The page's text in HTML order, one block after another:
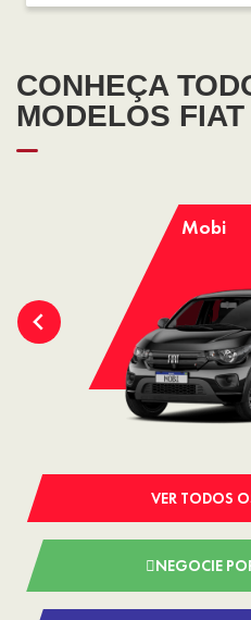
CONHEÇA
MODELOS FIAT
Mobi
VER TODOS
NEGOCIE